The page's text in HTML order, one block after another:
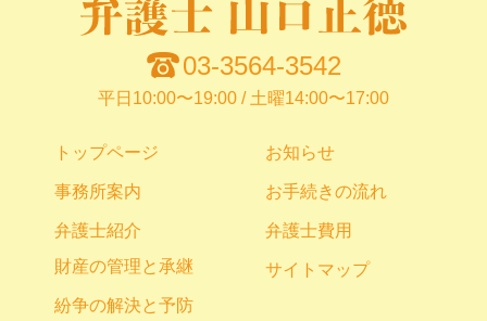
03-3564-3542
平日10:00〜19:00 / 土曜14:00〜17:00
トップページ
事務所案内
弁護士紹介
財産の管理と承継
紛争の解決と予防
お知らせ
お手続きの流れ
弁護士費用
サイトマップ